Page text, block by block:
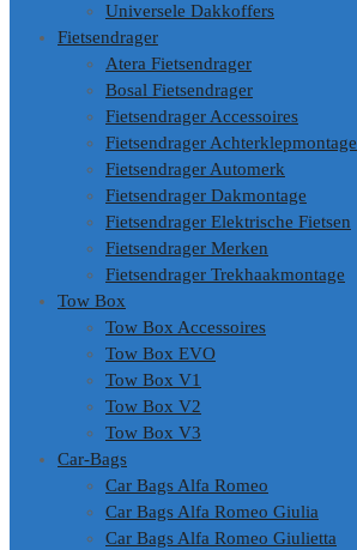
Universele Dakkoffers
Fietsendrager
Atera Fietsendrager
Bosal Fietsendrager
Fietsendrager Accessoires
Fietsendrager Achterklepmontage
Fietsendrager Automerk
Fietsendrager Dakmontage
Fietsendrager Elektrische Fietsen
Fietsendrager Merken
Fietsendrager Trekhaakmontage
Tow Box
Tow Box Accessoires
Tow Box EVO
Tow Box V1
Tow Box V2
Tow Box V3
Car-Bags
Car Bags Alfa Romeo
Car Bags Alfa Romeo Giulia
Car Bags Alfa Romeo Giulietta